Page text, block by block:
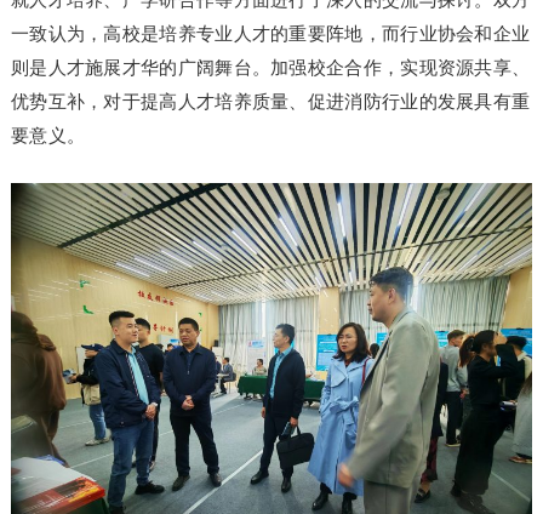
一致认为，高校是培养专业人才的重要阵地，而行业协会和企业
则是人才施展才华的广阔舞台。加强校企合作，实现资源共享、
优势互补，对于提高人才培养质量、促进消防行业的发展具有重
要意义。